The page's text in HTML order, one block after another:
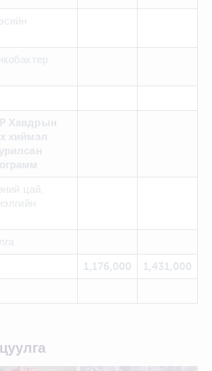
Хавдрын
хиймэл
цай,
1,176,000
1,431,000